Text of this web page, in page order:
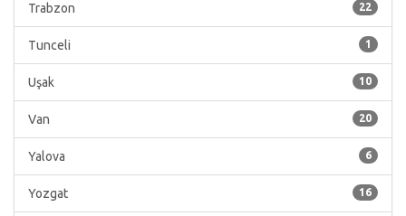
22
Trabzon
1
Tunceli
10
Uşak
20
Van
6
Yalova
16
Yozgat